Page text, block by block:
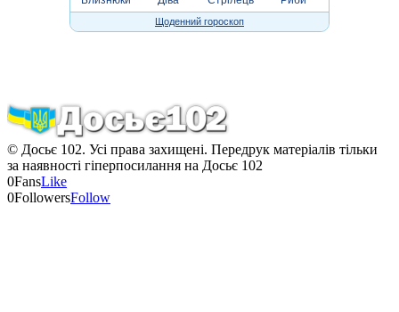
Щоденний гороскоп
© Досьє 102. Усі права захищені. Передрук матеріалів тільки
за наявності гіперпосилання на Досьє 102
0FansLike
0FollowersFollow